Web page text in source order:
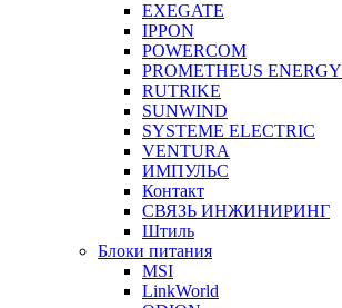
EXEGATE
IPPON
POWERCOM
PROMETHEUS ENERGY
RUTRIKE
SUNWIND
SYSTEME ELECTRIC
VENTURA
ИМПУЛЬС
Контакт
СВЯЗЬ ИНЖИНИРИНГ
Штиль
Блоки питания
MSI
LinkWorld